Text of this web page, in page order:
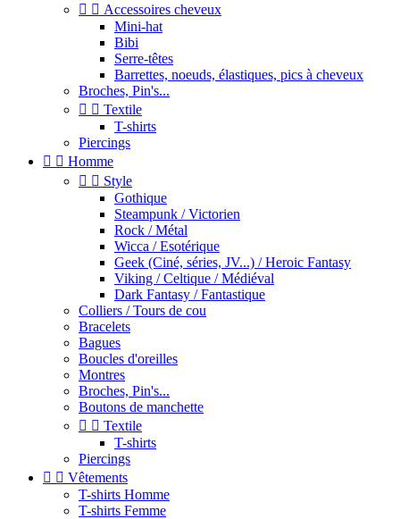
  Accessoires cheveux
Mini-hat
Bibi
Serre-têtes
Barrettes, noeuds, élastiques, pics à cheveux
Broches, Pin's...
  Textile
T-shirts
Piercings
  Homme
  Style
Gothique
Steampunk / Victorien
Rock / Métal
Wicca / Esotérique
Geek (Ciné, séries, JV...) / Heroic Fantasy
Viking / Celtique / Médiéval
Dark Fantasy / Fantastique
Colliers / Tours de cou
Bracelets
Bagues
Boucles d'oreilles
Montres
Broches, Pin's...
Boutons de manchette
  Textile
T-shirts
Piercings
  Vêtements
T-shirts Homme
T-shirts Femme